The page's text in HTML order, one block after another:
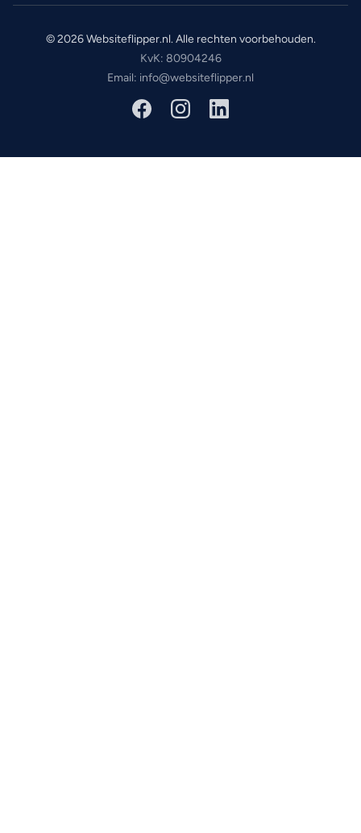
© 2026 Websiteflipper.nl. Alle rechten voorbehouden.
KvK: 80904246
Email: info@websiteflipper.nl
FacebookInstagramLinkedIn